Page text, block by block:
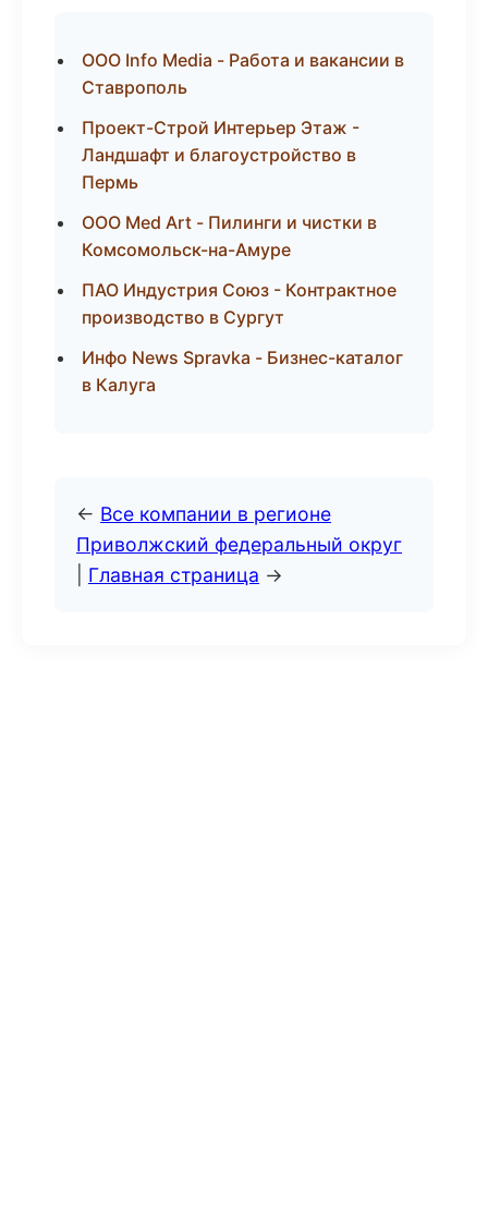
ООО Info Media - Работа и вакансии в
Ставрополь
Проект-Строй Интерьер Этаж -
Ландшафт и благоустройство в
Пермь
ООО Med Art - Пилинги и чистки в
Комсомольск-на-Амуре
ПАО Индустрия Союз - Контрактное
производство в Сургут
Инфо News Spravka - Бизнес-каталог
в Калуга
← Все компании в регионе
Приволжский федеральный округ
Главная страница →